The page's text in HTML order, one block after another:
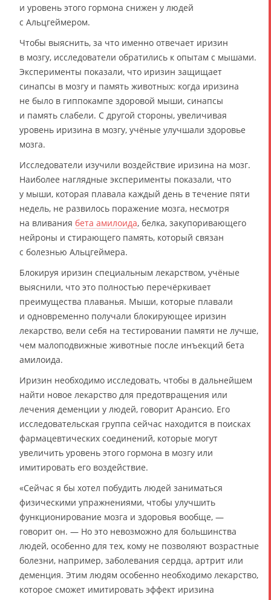
и уровень этого гормона снижен у людей
с Альцгеймером.
Чтобы выяснить, за что именно отвечает иризин
в мозгу, исследователи обратились к опытам с мышами.
Эксперименты показали, что иризин защищает
синапсы в мозгу и память животных: когда иризина
не было в гиппокампе здоровой мыши, синапсы
и память слабели. С другой стороны, увеличивая
уровень иризина в мозгу, учёные улучшали здоровье
мозга.
Исследователи изучили воздействие иризина на мозг.
Наиболее наглядные эксперименты показали, что
у мыши, которая плавала каждый день в течение пяти
недель, не развилось поражение мозга, несмотря
на вливания бета амилоида, белка, закупоривающего
нейроны и стирающего память, который связан
с болезнью Альцгеймера.
Блокируя иризин специальным лекарством, учёные
выяснили, что это полностью перечёркивает
преимущества плаванья. Мыши, которые плавали
и одновременно получали блокирующее иризин
лекарство, вели себя на тестировании памяти не лучше,
чем малоподвижные животные после инъекций бета
амилоида.
Иризин необходимо исследовать, чтобы в дальнейшем
найти новое лекарство для предотвращения или
лечения деменции у людей, говорит Арансио. Его
исследовательская группа сейчас находится в поисках
фармацевтических соединений, которые могут
увеличить уровень этого гормона в мозгу или
имитировать его воздействие.
«Сейчас я бы хотел побудить людей заниматься
физическими упражнениями, чтобы улучшить
функционирование мозга и здоровья вообще, —
говорит он. — Но это невозможно для большинства
людей, особенно для тех, кому не позволяют возрастные
болезни, например, заболевания сердца, артрит или
деменция. Этим людям особенно необходимо лекарство,
которое сможет имитировать эффект иризина